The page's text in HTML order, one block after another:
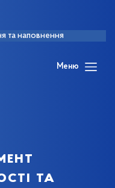
та наповнення
Меню
та